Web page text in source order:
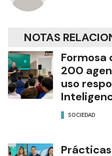
NOTAS
Formosa
200
uso
SOCIEDAD